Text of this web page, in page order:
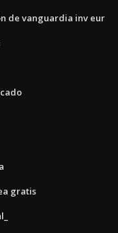
de vanguardia inv eur
gratis